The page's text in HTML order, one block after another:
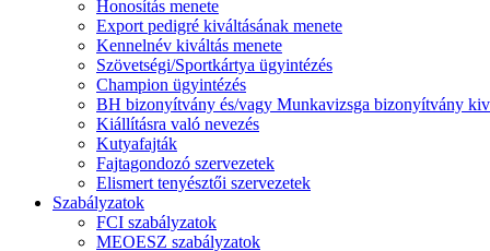
Honosítás menete
Export pedigré kiváltásának menete
Kennelnév kiváltás menete
Szövetségi/Sportkártya ügyintézés
Champion ügyintézés
BH bizonyítvány és/vagy Munkavizsga bizonyítvány
Kiállításra való nevezés
Kutyafajták
Fajtagondozó szervezetek
Elismert tenyésztői szervezetek
Szabályzatok
FCI szabályzatok
MEOESZ szabályzatok